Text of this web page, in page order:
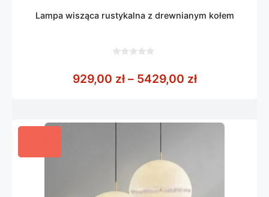
Lampa wisząca rustykalna z drewnianym kołem
5
929,00 zł – 5429,00 złZakres cen: